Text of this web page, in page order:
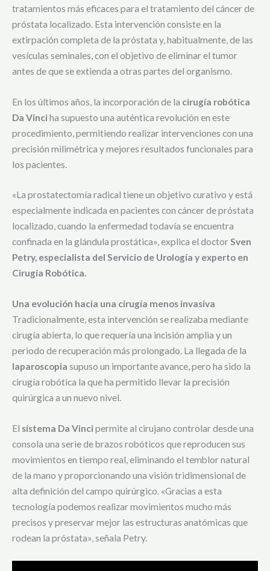
tratamientos más eficaces para el tratamiento del cáncer de
próstata localizado. Esta intervención consiste en la
extirpación completa de la próstata y, habitualmente, de las
vesículas seminales, con el objetivo de eliminar el tumor
antes de que se extienda a otras partes del organismo.
En los últimos años, la incorporación de la cirugía robótica
Da Vinci ha supuesto una auténtica revolución en este
procedimiento, permitiendo realizar intervenciones con una
precisión milimétrica y mejores resultados funcionales para
los pacientes.
«La prostatectomía radical tiene un objetivo curativo y está
especialmente indicada en pacientes con cáncer de próstata
localizado, cuando la enfermedad todavía se encuentra
confinada en la glándula prostática», explica el doctorSven
Petry, especialista del Servicio de Urología y experto en
Cirugía Robótica.
Una evolución hacia una cirugía menos invasiva
Tradicionalmente, esta intervención se realizaba mediante
cirugía abierta, lo que requería una incisión amplia y un
periodo de recuperación más prolongado. La llegada de la
laparoscopia supuso un importante avance, pero ha sido la
cirugía robótica la que ha permitido llevar la precisión
quirúrgica a un nuevo nivel.
El sistema Da Vinci permite al cirujano controlar desde una
consola una serie de brazos robóticos que reproducen sus
movimientos en tiempo real, eliminando el temblor natural
de la mano y proporcionando una visión tridimensional de
alta definición del campo quirúrgico. «Gracias a esta
tecnología podemos realizar movimientos mucho más
precisos y preservar mejor las estructuras anatómicas que
rodean la próstata», señala Petry.